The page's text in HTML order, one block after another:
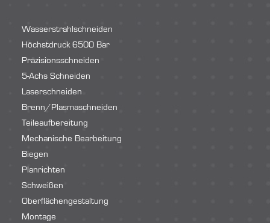
Wasserstrahlschneiden
Höchstdruck 6500 Bar
Präzisionsschneiden
5-Achs Schneiden
Laserschneiden
Brenn/Plasmaschneiden
Teileaufbereitung
Mechanische Bearbeitung
Biegen
Planrichten
Schweißen
Oberflächengestaltung
Montage